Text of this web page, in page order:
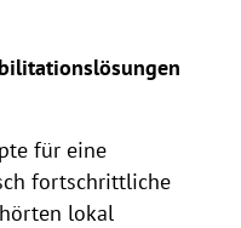
für eine
fortschrittliche
lokal